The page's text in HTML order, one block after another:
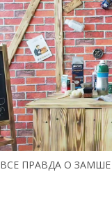
ВСЕ ПРАВДА О ЗАМШЕ